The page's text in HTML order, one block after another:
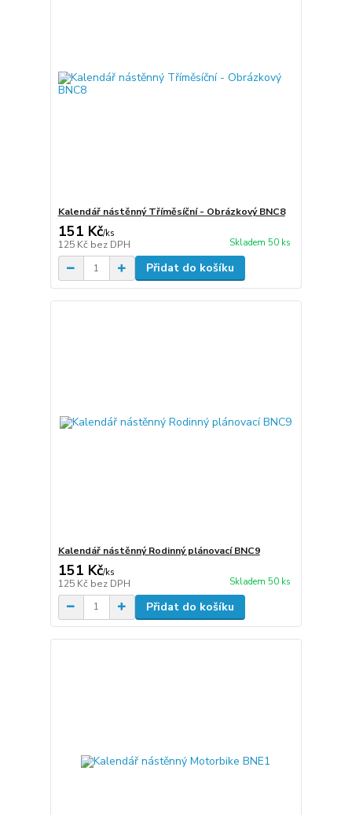
Kalendář nástěnný Tříměsíční - Obrázkový BNC8
151 Kč/ks
125 Kč bez DPH Skladem 50 ks
Přidat do košíku
Kalendář nástěnný Rodinný plánovací BNC9
151 Kč/ks
125 Kč bez DPH Skladem 50 ks
Přidat do košíku